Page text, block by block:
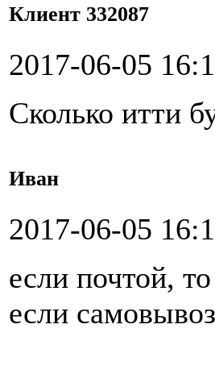
Клиент 332087
2017-06-05
Сколько итти
Иван
2017-06-05
если почтой,
если